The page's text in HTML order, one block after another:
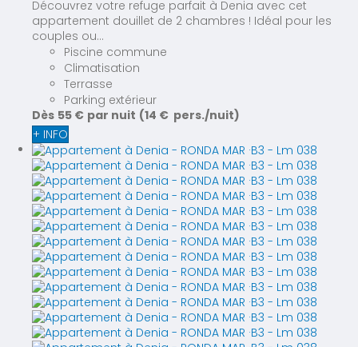
Découvrez votre refuge parfait à Denia avec cet
appartement douillet de 2 chambres ! Idéal pour les
couples ou...
Piscine commune
Climatisation
Terrasse
Parking extérieur
Dès 55 € par nuit (14 € pers./nuit)
+ INFO